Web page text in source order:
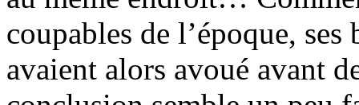
coupables de l’époque,
avaient alors avoué avant